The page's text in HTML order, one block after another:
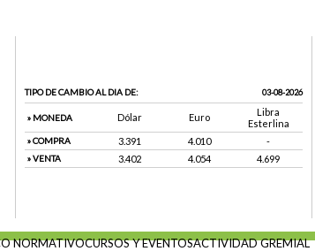
TIPO DE CAMBIO AL DIA DE: 03-08-2026
» MONEDA Dólar Euro
Libra
Esterlina
» COMPRA 3.391 4.010 -
» VENTA 3.402 4.054 4.699
NORMATIVOCURSOS Y EVENTOSACTIVIDAD GREMIAL